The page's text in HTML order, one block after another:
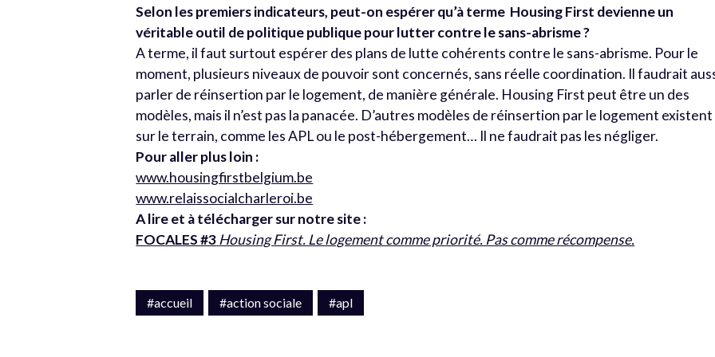
Selon les premiers indicateurs, peut-on espérer qu’à terme Housing First devienne un
véritable outil de politique publique pour lutter contre le sans-abrisme ?
A terme, il faut surtout espérer des plans de lutte cohérents contre le sans-abrisme. Pour le
moment, plusieurs niveaux de pouvoir sont concernés, sans réelle coordination. Il faudrait
parler de réinsertion par le logement, de manière générale. Housing First peut être un des
modèles, mais il n’est pas la panacée. D’autres modèles de réinsertion par le logement existent
sur le terrain, comme les APL ou le post-hébergement… Il ne faudrait pas les négliger.
Pour aller plus loin :
www.housingfirstbelgium.be
www.relaissocialcharleroi.be
A lire et à télécharger sur notre site :
FOCALES #3Housing First. Le logement comme priorité. Pas comme récompense.
#accueil #action sociale #apl